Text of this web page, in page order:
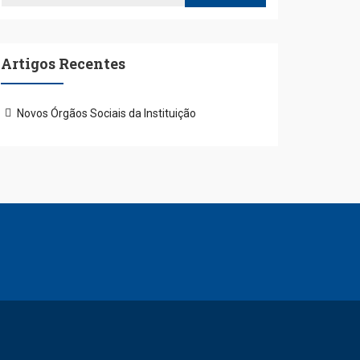
Artigos Recentes
Novos Órgãos Sociais da Instituição